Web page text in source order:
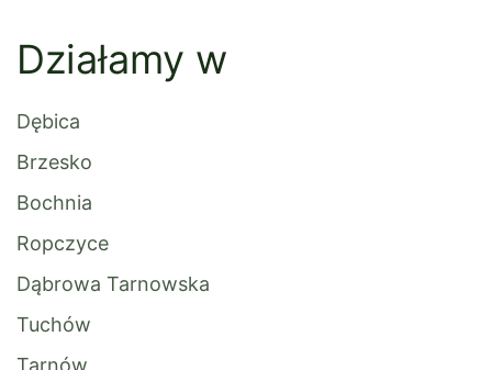
Działamy w
Dębica
Brzesko
Bochnia
Ropczyce
Dąbrowa Tarnowska
Tuchów
Tarnów